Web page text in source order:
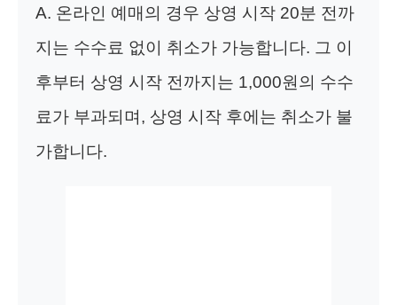
A. 온라인 예매의 경우 상영 시작 20분 전까
지는 수수료 없이 취소가 가능합니다. 그 이
후부터 상영 시작 전까지는 1,000원의 수수
료가 부과되며, 상영 시작 후에는 취소가 불
가합니다.